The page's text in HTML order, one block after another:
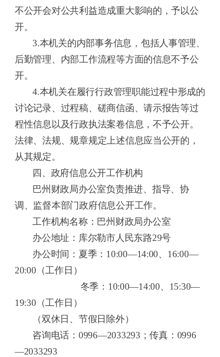
不公开会对公共利益造成重大影响的，予以公
开。
3.本机关的内部事务信息，包括人事管理、
后勤管理、内部工作流程等方面的信息不予公
开。
4.本机关在履行行政管理职能过程中形成的
讨论记录、过程稿、磋商信函、请示报告等过
程性信息以及行政执法案卷信息，不予公开。
法律、法规、规章规定上述信息应当公开的，
从其规定。
四、政府信息公开工作机构
巴州财政局办公室负责推进、指导、协
调、监督本部门政府信息公开工作。
工作机构名称： 巴州财政局办公室
办公地址：库尔勒市人民东路29号
办公时间： 夏季： 10:00—14:00、16:00—
20:00（工作日 ）
冬季： 10:00—14:00、15:30—
19:30（工作日 ）
（双休日、节假日除外）
咨询电话： 0996—2033293 ；传真： 0996
—2033293